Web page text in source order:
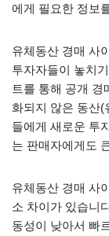
에게 필요한 정보
유체동산 경매 사
투자자들이 놓치
트를 통해 공개 경
화되지 않은 동산
들에게 새로운 투
는 판매자에게도
유체동산 경매 사
소 차이가 있습니
동성이 낮아서 빠